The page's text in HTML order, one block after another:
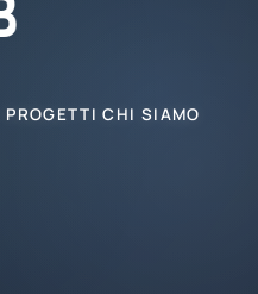
PROGETTICHI SIAMO